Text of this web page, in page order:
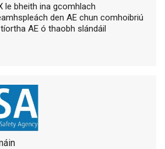
le bheith ina gcomhlach
den AE chun comhoibriú
AE ó thaobh slándáil